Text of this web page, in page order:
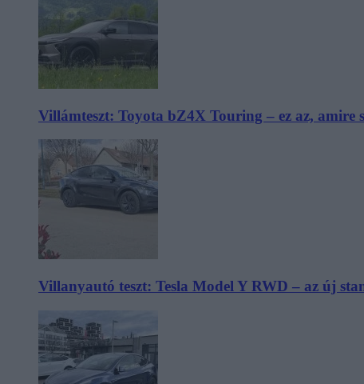
Villámteszt: Toyota bZ4X Touring – ez az, amire
Villanyautó teszt: Tesla Model Y RWD – az új